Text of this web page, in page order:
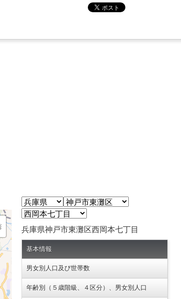
兵庫県神戸市東灘区西岡本七丁目
基本情報
男女別人口及び世帯数
年齢別（５歳階級、４区分）、男女別人口